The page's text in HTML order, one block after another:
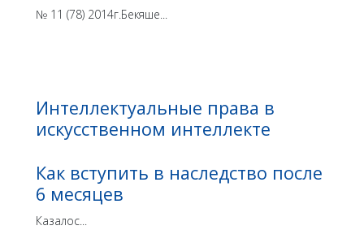
№ 11 (78) 2014г.Бекяше...
Интеллектуальные права в
искусственном интеллекте
Как вступить в наследство после
6 месяцев
Казалос...